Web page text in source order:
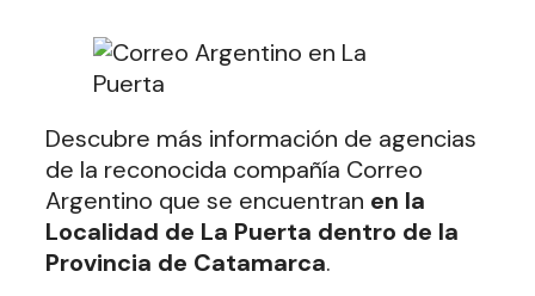
Descubre más información de agencias
de la reconocida compañía Correo
Argentino que se encuentran en la
Localidad de La Puerta dentro de la
Provincia de Catamarca.